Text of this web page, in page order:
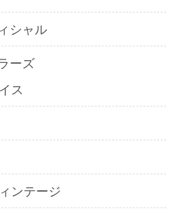
シャル
ーズ
ス
ンテージ